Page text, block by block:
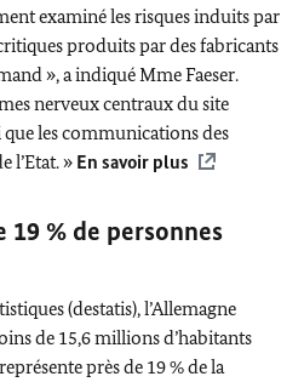
examiné les risques induits par
produits par des fabricants
», a indiqué MmeFaeser.
nerveux centraux du site
les communications des
l’Etat. » En savoir plus
19 % de personnes
(destatis), l’Allemagne
de 15,6 millions d’habitants
près de 19 % de la